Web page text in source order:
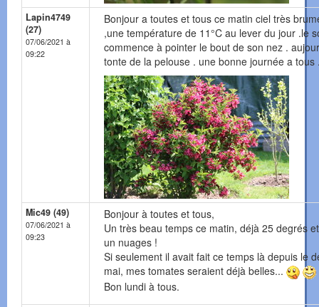
Lapin4749
(27)
07/06/2021 à
09:22
Bonjour a toutes et tous ce matin ciel très
,une température de 11°C au lever du jour .le
commence à pointer le bout de son nez .
tonte de la pelouse . une bonne journée a tous
Mic49 (49)
07/06/2021 à
09:23
Bonjour à toutes et tous,
Un très beau temps ce matin, déjà 25 degrés
un nuages !
Si seulement il avait fait ce temps là depuis le
mai, mes tomates seraient déjà belles...
Bon lundi à tous.